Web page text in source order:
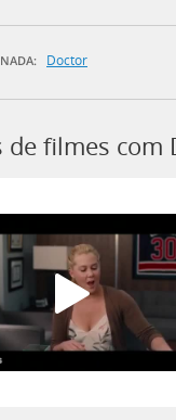
Doctor
de filmes com